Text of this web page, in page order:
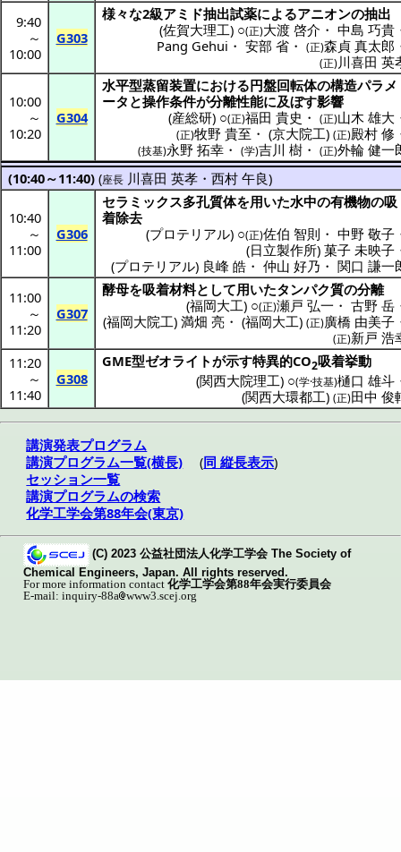
9:40
～
10:00
G303
様々な2級アミド抽出試薬によるアニオンの抽出
(佐賀大理工) ○(正)大渡 啓介 ・ 中島 巧貴
Pang Gehui ・ 安部 省・ (正)森貞 真太郎
(正)川喜田 英
10:00
～
10:20
G304
水平型蒸留装置における円盤回転体の構造パラメ
ータ と操作条件が分離性能に及ぼす影響
(産総研) ○(正)福田 貴史 ・ (正)山木 雄大
(正)牧野 貴至 ・ (京大院工) (正)殿村 修
(技基)永野 拓幸・ (学)吉川 樹・ (正)外輪 健一
(10:40～11:40) (座長 川喜田 英孝 ・西村 午良)
10:40
～
11:00
G306
セラミックス多孔質体を用いた水中の有機物の吸
着除去
(プロテリアル) ○(正)佐伯 智則 ・ 中野 敬子
(日立製作所) 菓子 未映子
(プロテリアル) 良峰 皓・ 仲山 好乃 ・ 関口 謙一
11:00
～
11:20
G307
酵母を吸着材料として用いたタンパク質の分離
(福岡大工) ○(正)瀬戸 弘一 ・ 古野 岳
(福岡大院工) 満畑 亮・ (福岡大工) (正)廣橋 由美子
(正)新戸 浩
11:20
～
11:40
G308
GME型ゼオライトが示す特異的CO2吸着挙動
(関西大院理工) ○(学·技基)樋口 雄斗
(関西大環都工) (正)田中 俊
講演発表プログラム
講演プログラム一覧(横長) (同 縦長表示)
セッション一覧
講演プログラムの検索
化学工学会第88年会(東京)
(C) 2023 公益社団法人化学工学会 The Society of
Chemical Engineers, Japan. All rights reserved.
For more information contact 化学工学会第88年会実行委員会
E-mail: inquiry-88a www3.scej.org